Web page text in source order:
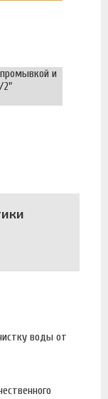
и
2"
воды от